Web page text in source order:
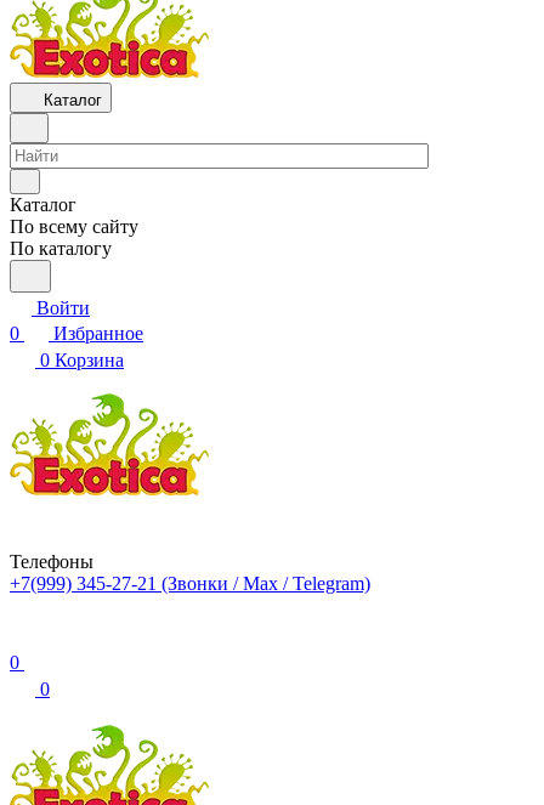
Каталог
Каталог
По всему сайту
По каталогу
Войти
0
Избранное
0 Корзина
Телефоны
+7(999) 345-27-21 (Звонки / Max / Telegram)
0
0